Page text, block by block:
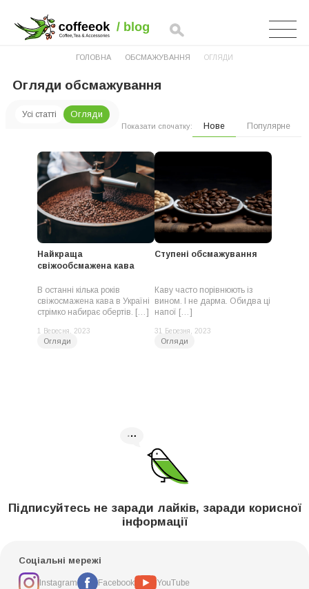
ГОЛОВНА ОБСМАЖУВАННЯ ОГЛЯДИ
Огляди обсмажування
Усі статті Огляди
Показати спочатку: Нове Популярне
Найкраща
свіжообсмажена кава
В останні кілька років
свіжосмажена кава в Україні
стрімко набирає обертів. […]
1 Вересня, 2023
Огляди
Ступені обсмажування
Каву часто порівнюють із
вином. І не дарма. Обидва ці
напої […]
31 Березня, 2023
Огляди
Підписуйтесь не заради лайків, заради корисної
інформації
Соціальні мережі
Instagram Facebook YouTube